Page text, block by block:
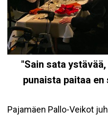
"Sain sata
punaista paitaa
Pajamäen Pallo-Veikot